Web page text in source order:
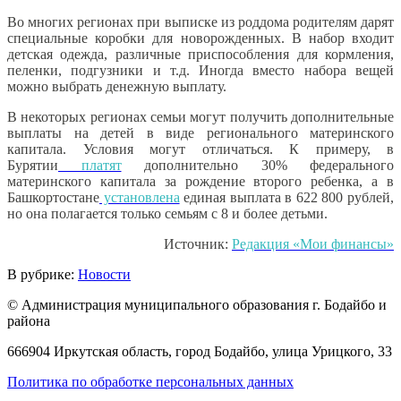
Во многих регионах при выписке из роддома родителям дарят
специальные коробки для новорожденных. В набор входит
детская одежда, различные приспособления для кормления,
пеленки, подгузники и т.д. Иногда вместо набора вещей
можно выбрать денежную выплату.
В некоторых регионах семьи могут получить дополнительные
выплаты на детей в виде регионального материнского
капитала. Условия могут отличаться. К примеру, в
Бурятии платятдополнительно 30% федерального
материнского капитала за рождение второго ребенка, а в
Башкортостане установлена единая выплата в 622 800 рублей,
но она полагается только семьям с 8 и более детьми.
Источник: Редакция «Мои финансы»
В рубрике: Новости
© Администрация муниципального образования г. Бодайбо и
района
666904 Иркутская область, город Бодайбо, улица Урицкого, 33
Политика по обработке персональных данных